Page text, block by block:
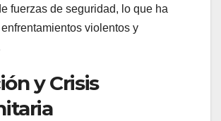
fuerzas de seguridad, lo que ha
violentos y
y Crisis